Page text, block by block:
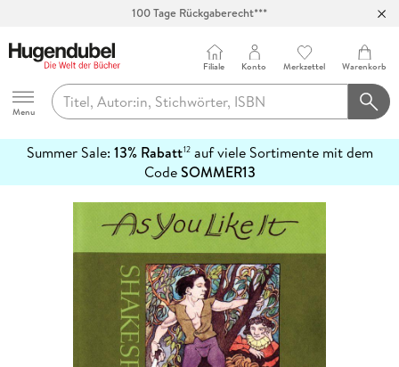
100 Tage Rückgaberecht***
Hugendubel
Menu
Filiale Konto Merkzettel Warenkorb
Summer Sale: 13% Rabatt12auf viele Sortimente mit dem
CodeSOMMER13
erfahren